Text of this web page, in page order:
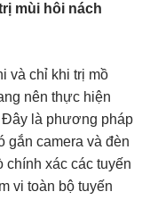
mùi hôi nách
và chỉ khi trị mồ
nên thực hiện
Đây là phương pháp
gắn camera và đèn
chính xác các tuyến
vi toàn bộ tuyến